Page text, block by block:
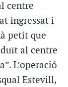
centre
ingressat i
petit que
al centre
L’operació
Estevill,